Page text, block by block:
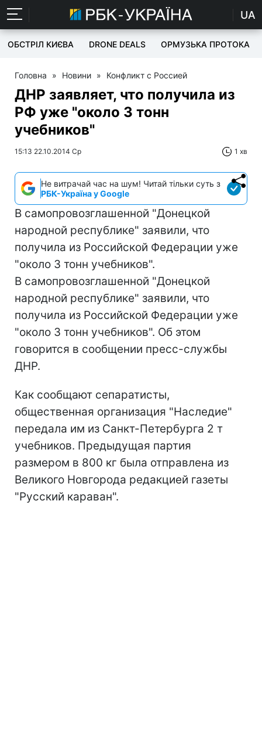
UA
ОБСТРІЛ КИЄВА DRONE DEALS ОРМУЗЬКА ПРОТОКА
Головна » Новини » Конфликт с Россией
ДНР заявляет, что получила из
РФ уже "около 3 тонн
учебников"
15:13 22.10.2014 Ср 1 хв
Не витрачай час на шум! Читай тільки суть з
РБК-Україна у Google
В самопровозглашенной "Донецкой
народной республике" заявили, что
получила из Российской Федерации уже
"около 3 тонн учебников".
В самопровозглашенной "Донецкой
народной республике" заявили, что
получила из Российской Федерации уже
"около 3 тонн учебников". Об этом
говорится в сообщении пресс-службы
ДНР.
Как сообщают сепаратисты,
общественная организация "Наследие"
передала им из Санкт-Петербурга 2 т
учебников. Предыдущая партия
размером в 800 кг была отправлена из
Великого Новгорода редакцией газеты
"Русский караван".